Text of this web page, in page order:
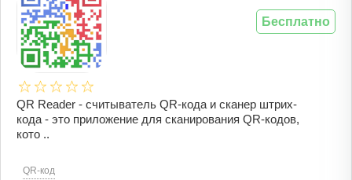
QR Reader - считыватель QR-кода и сканер штрих-
кода - это приложение для сканирования QR-кодов,
кото ..
QR-код
Бесплатно